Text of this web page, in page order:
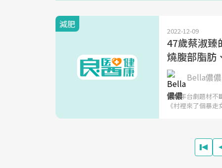
減肥
2022-12-09
47歲蔡淑臻
燒腹部脂肪
Bella儂儂
這幾年台劇題材不
《村裡來了個暴